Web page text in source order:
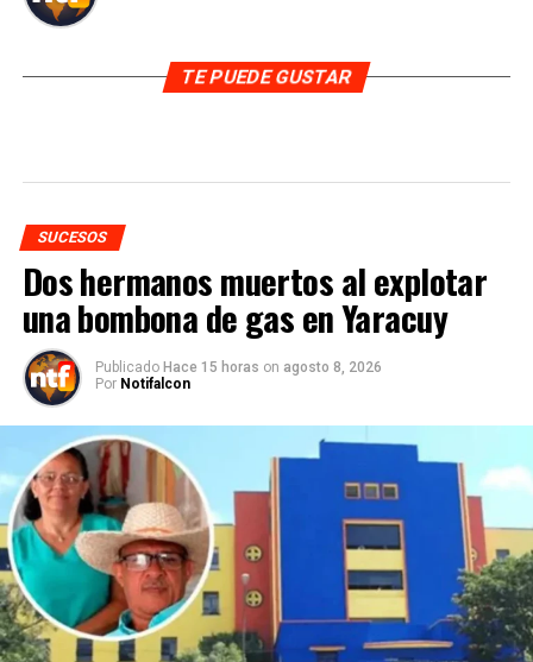
TE PUEDE GUSTAR
SUCESOS
Dos hermanos muertos al explotar
una bombona de gas en Yaracuy
Publicado Hace 15 horas on agosto 8, 2026
Por Notifalcon